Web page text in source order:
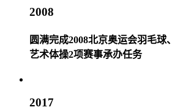
2008
圆满完成2008北京奥运会羽毛球、
艺术体操2项赛事承办任务
2017